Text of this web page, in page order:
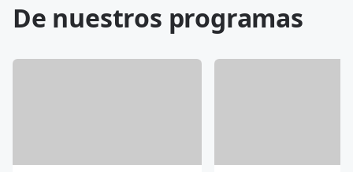
De nuestros programas